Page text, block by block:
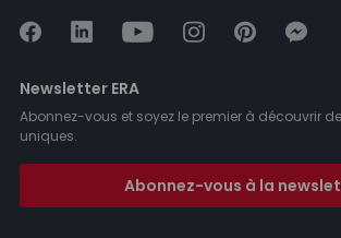
Newsletter ERA
Abonnez-vous et soyez le premier à découvrir
uniques.
Abonnez-vous à la